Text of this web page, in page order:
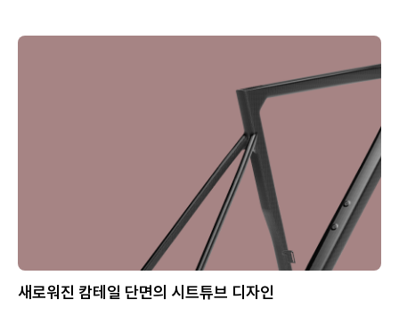
새로워진 캄테일 단면의 시트튜브 디자인